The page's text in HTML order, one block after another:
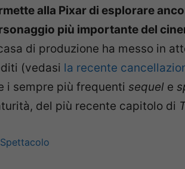
alla Pixar di esplorare
più importante del
di produzione ha messo in
(vedasi la recente
i sempre più frequenti sequel e
del più recente capitolo di
Categorie
Spettacolo